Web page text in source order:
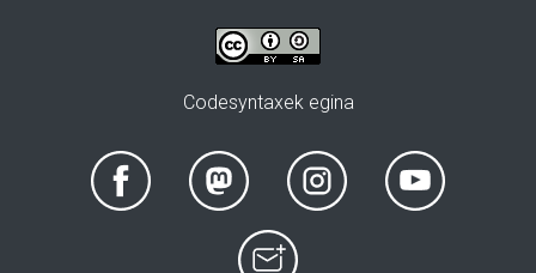
Codesyntaxek egina